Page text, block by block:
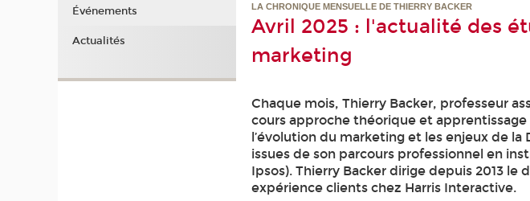
LA CHRONIQUE MENSUELLE DE THIERRY BACKER
Avril 2025 : l'actualité des
marketing
Chaque mois, Thierry Backer, professeur
cours approche théorique et
l’évolution du marketing et les enjeux de
issues de son parcours professionnel en
Ipsos). Thierry Backer dirige depuis 2013
expérience clients chez Harris Interactive.
Événements
Actualités